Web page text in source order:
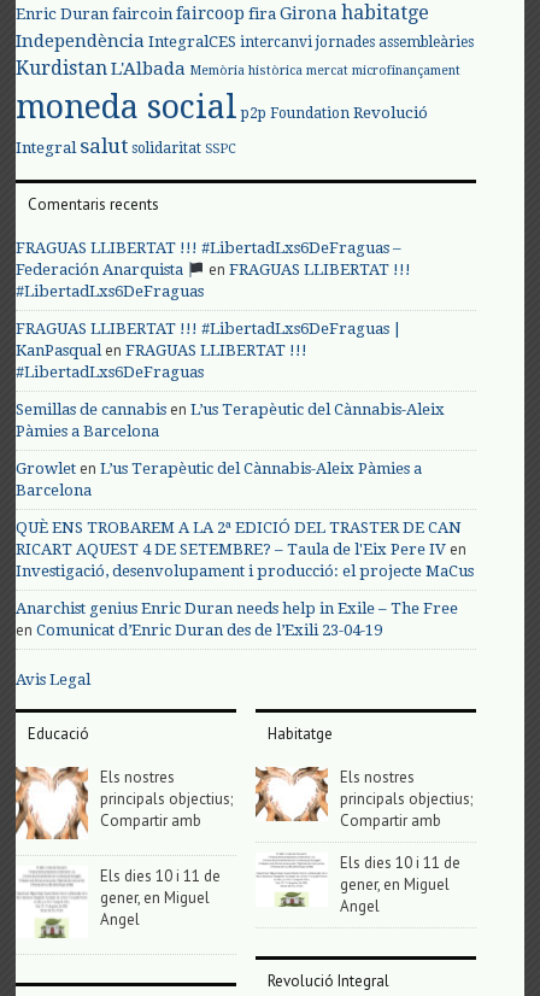
Enric Duran faircoin faircoop fira Girona habitatge
Independència IntegralCES intercanvi jornades assembleàries
KurdistanL'Albada Memòria històrica mercat microfinançament
moneda social p2p Foundation Revolució
Integral salut solidaritat SSPC
Comentaris recents
FRAGUAS LLIBERTAT !!! #LibertadLxs6DeFraguas –
Federación Anarquista
enFRAGUAS LLIBERTAT !!!
#LibertadLxs6DeFraguas
FRAGUAS LLIBERTAT !!! #LibertadLxs6DeFraguas |
KanPasqualenFRAGUAS LLIBERTAT !!!
#LibertadLxs6DeFraguas
Semillas de cannabis enL’us Terapèutic del Cànnabis-Aleix
Pàmies a Barcelona
Growlet enL’us Terapèutic del Cànnabis-Aleix Pàmies a
Barcelona
QUÈ ENS TROBAREM A LA 2ª EDICIÓ DEL TRASTER DE CAN
RICART AQUEST 4 DE SETEMBRE? – Taula de l'Eix Pere IV en
Investigació, desenvolupament i producció: el projecte MaCus
Anarchist genius Enric Duran needs help in Exile – The Free
enComunicat d’Enric Duran des de l’Exili 23-04-19
Avis Legal
Educació
Els nostres
principals objectius;
Compartir amb
Els dies 10 i 11 de
gener, en Miguel
Angel
Habitatge
Els nostres
principals objectius;
Compartir amb
Els dies 10 i 11 de
gener, en Miguel
Angel
Revolució Integral